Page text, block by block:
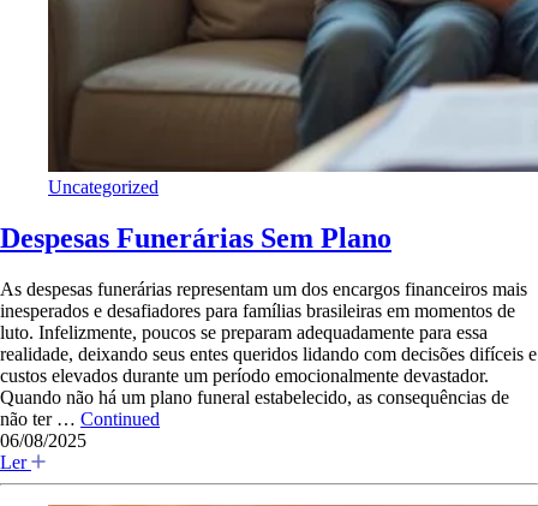
Uncategorized
Despesas Funerárias Sem Plano
As despesas funerárias representam um dos encargos financeiros mais
inesperados e desafiadores para famílias brasileiras em momentos de
luto. Infelizmente, poucos se preparam adequadamente para essa
realidade, deixando seus entes queridos lidando com decisões difíceis e
custos elevados durante um período emocionalmente devastador.
Quando não há um plano funeral estabelecido, as consequências de
não ter … Continued
06/08/2025
Ler